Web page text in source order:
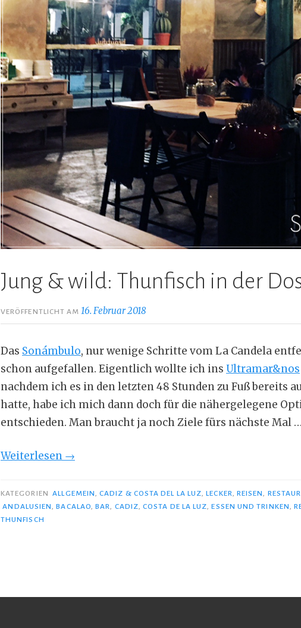
Jung & wild: Thunfisch in der
VERÖFFENTLICHT AM16. Februar 2018
Das Sonámbulo, nur wenige Schritte vom La Candela
schon aufgefallen. Eigentlich wollte ich ins Ultramar&nos
nachdem ich es in den letzten 48 Stunden zu Fuß bereits
hatte, habe ich mich dann doch für die nähergelegene
entschieden. Man braucht ja noch Ziele fürs nächste Mal …
Weiterlesen „Jung
wild:
Thunfisch
→
KATEGORIEN ALLGEMEIN,CADIZ & COSTA DEL LA LUZ,LECKER, REISEN,
ANDALUSIEN,BACALAO,BAR, CADIZ,COSTA DE LA LUZ,ESSEN UND TRINKEN,
THUNFISCH